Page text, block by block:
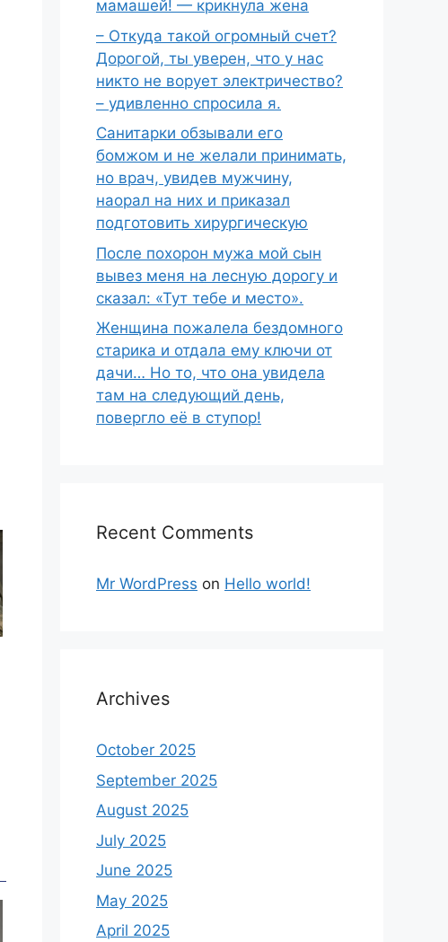
мамашей! — крикнула жена
– Откуда такой огромный счет?
Дорогой, ты уверен, что у нас
никто не ворует электричество?
– удивленно спросила я.
Санитарки обзывали его
бомжом и не желали принимать,
но врач, увидев мужчину,
наорал на них и приказал
подготовить хирургическую
После похорон мужа мой сын
вывез меня на лесную дорогу и
сказал: «Тут тебе и место».
Женщина пожалела бездомного
старика и отдала ему ключи от
дачи… Но то, что она увидела
там на следующий день,
повергло её в ступор!
Recent Comments
Mr WordPress on Hello world!
Archives
October 2025
September 2025
August 2025
July 2025
June 2025
May 2025
April 2025